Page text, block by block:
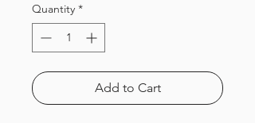
Quantity *
Add to Cart